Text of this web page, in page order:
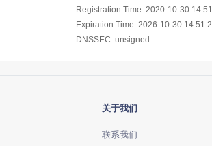
Registration Time: 2020-10-30
Expiration Time: 2026-10-30
关于我们
联系我们